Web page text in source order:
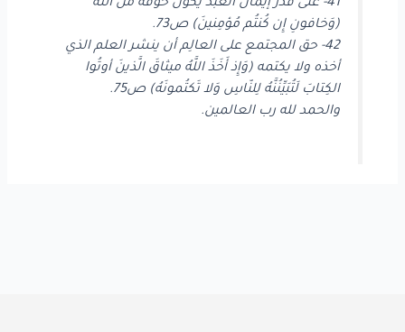
41- على قدر إيمان العبد يكون خوفه من الله
(وَخافونِ إِن كُنتُم مُؤمِنينَ) ص73.
42- حق المجتمع على العالِم أن ينشر العلم الذي
أخذه ولا يكتمه (وَإِذ أَخَذَ اللَّهُ ميثاقَ الَّذينَ أوتُوا
الكِتابَ لَتُبَيِّنُنَّهُ لِلنّاسِ وَلا تَكتُمونَهُ) ص75.
والحمد لله رب العالمين.